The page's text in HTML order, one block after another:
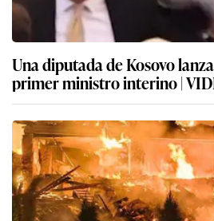
Una diputada de Kosovo
primer ministro interino |